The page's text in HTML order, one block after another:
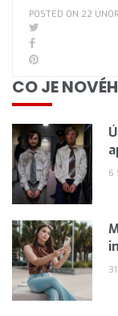
POSTED ON 22
CO JE
6